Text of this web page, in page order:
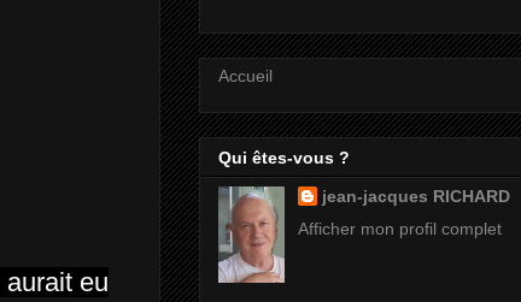
eu
Accueil
Qui êtes-vous ?
jean-jacques RICHARD
Afficher mon profil complet